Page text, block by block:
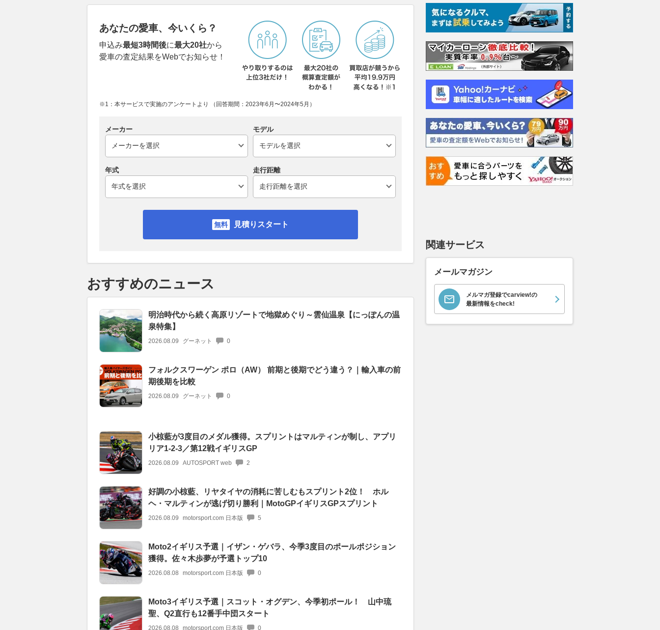
あなたの愛車、今いくら？
申込み最短3時間後に最大20社から
愛車の査定結果をWebでお知らせ！
※1：本サービスで実施のアンケートより （回答期間：2023年6月〜2024年5月）
メーカー モデル
年式 走行距離
見積りスタート
おすすめのニュース
明治時代から続く高原リゾートで地獄めぐり～雲仙温泉【にっぽんの温
泉特集】
2026.08.09 グーネット 0
フォルクスワーゲン ポロ（AW） 前期と後期でどう違う？｜輸入車の前
期後期を比較
2026.08.09 グーネット 0
小椋藍が3度目のメダル獲得。スプリントはマルティンが制し、アプリ
リア1-2-3／第12戦イギリスGP
2026.08.09 AUTOSPORT web 2
好調の小椋藍、リヤタイヤの消耗に苦しむもスプリント2位！ ホル
ヘ・マルティンが逃げ切り勝利｜MotoGPイギリスGPスプリント
2026.08.09 motorsport.com 日本版 5
Moto2イギリス予選｜イザン・ゲバラ、今季3度目のポールポジション
獲得。佐々木歩夢が予選トップ10
2026.08.08 motorsport.com 日本版 0
Moto3イギリス予選｜スコット・オグデン、今季初ポール！ 山中琉
聖、Q2直行も12番手中団スタート
2026.08.08 motorsport.com 日本版 0
関連サービス
メールマガジン
メルマガ登録でcarview!の
最新情報をcheck!